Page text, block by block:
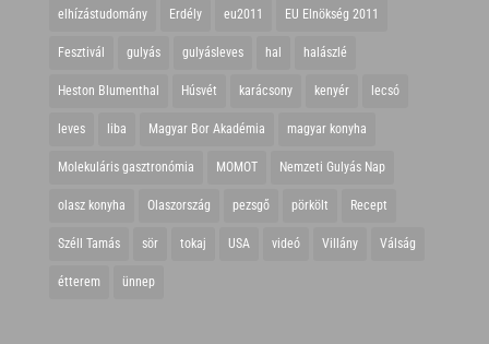
elhízástudomány Erdély eu2011 EU Elnökség 2011
Fesztivál gulyás gulyásleves hal halászlé
Heston Blumenthal Húsvét karácsony kenyér lecsó
leves liba Magyar Bor Akadémia magyar konyha
Molekuláris gasztronómia MOMOT Nemzeti Gulyás Nap
olasz konyha Olaszország pezsgő pörkölt Recept
Széll Tamás sör tokaj USA videó Villány Válság
étterem ünnep